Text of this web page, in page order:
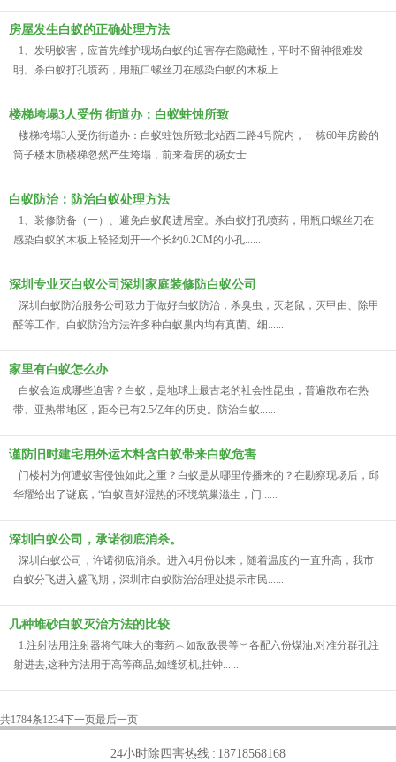
房屋发生白蚁的正确处理方法
1、发明蚁害，应首先维护现场白蚁的迫害存在隐藏性，平时不留神很难发
明。杀白蚁打孔喷药，用瓶口螺丝刀在感染白蚁的木板上......
楼梯垮塌3人受伤 街道办：白蚁蛀蚀所致
楼梯垮塌3人受伤街道办：白蚁蛀蚀所致北站西二路4号院内，一栋60年房龄的
筒子楼木质楼梯忽然产生垮塌，前来看房的杨女士......
白蚁防治：防治白蚁处理方法
1、装修防备（一）、避免白蚁爬进居室。杀白蚁打孔喷药，用瓶口螺丝刀在
感染白蚁的木板上轻轻划开一个长约0.2CM的小孔......
深圳专业灭白蚁公司深圳家庭装修防白蚁公司
深圳白蚁防治服务公司致力于做好白蚁防治，杀臭虫，灭老鼠，灭甲由、除甲
醛等工作。白蚁防治方法许多种白蚁巢内均有真菌、细......
家里有白蚁怎么办
白蚁会造成哪些迫害？白蚁，是地球上最古老的社会性昆虫，普遍散布在热
带、亚热带地区，距今已有2.5亿年的历史。防治白蚁......
谨防旧时建宅用外运木料含白蚁带来白蚁危害
门楼村为何遭蚁害侵蚀如此之重？白蚁是从哪里传播来的？在勘察现场后，邱
华耀给出了谜底，“白蚁喜好湿热的环境筑巢滋生，门......
深圳白蚁公司，承诺彻底消杀。
深圳白蚁公司，许诺彻底消杀。进入4月份以来，随着温度的一直升高，我市
白蚁分飞进入盛飞期，深圳市白蚁防治治理处提示市民......
几种堆砂白蚁灭治方法的比较
1.注射法用注射器将气味大的毒药︵如敌敌畏等︶各配六份煤油,对准分群孔注
射进去,这种方法用于高等商品,如缝纫机,挂钟......
共1784条1234下一页最后一页
24小时除四害热线 : 18718568168